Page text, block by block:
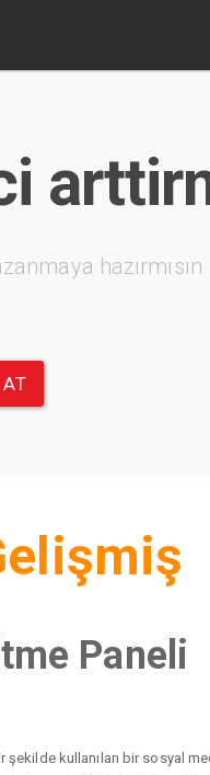
hazırmısın
AT
Paneli
kullanılan bir sosyal